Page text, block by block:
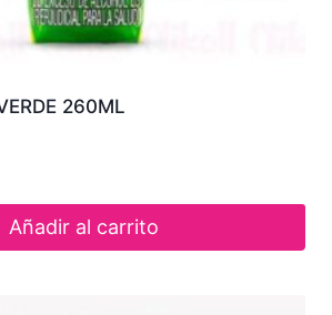
260ML
Añadir al carrito